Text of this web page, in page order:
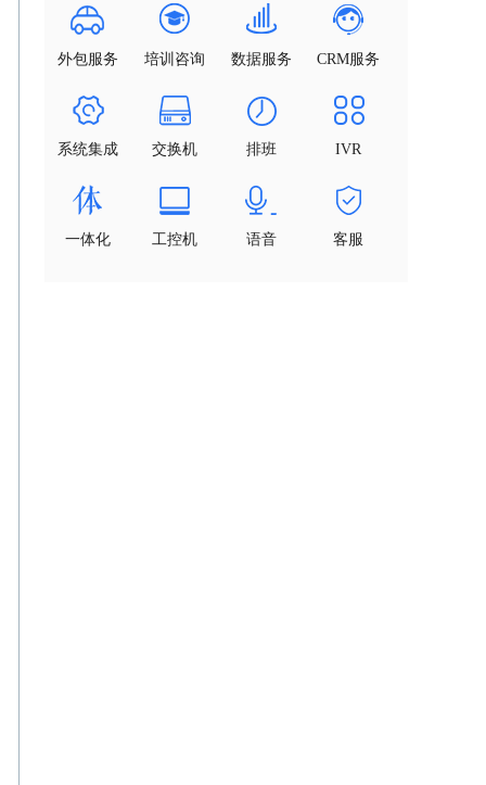
外包服务 培训咨询 数据服务 CRM服务
系统集成 交换机 排班 IVR
一体化 工控机 语音 客服